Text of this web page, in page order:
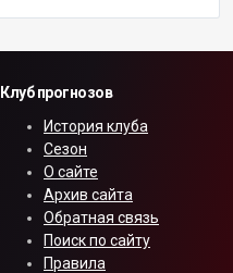
Клуб прогнозов
История клуба
Сезон
О сайте
Архив сайта
Обратная связь
Поиск по сайту
Правила